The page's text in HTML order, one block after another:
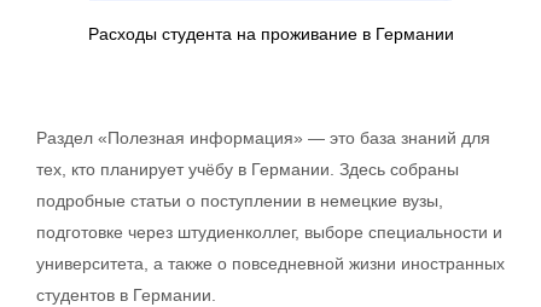
Расходы студента на проживание в Германии
Раздел «Полезная информация» — это база знаний для
тех, кто планирует учёбу в Германии. Здесь собраны
подробные статьи о поступлении в немецкие вузы,
подготовке через штудиенколлег, выборе специальности и
университета, а также о повседневной жизни иностранных
студентов в Германии.